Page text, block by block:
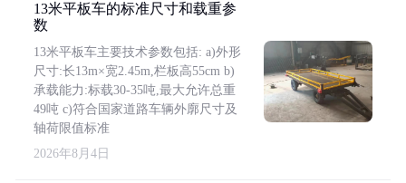
13米平板车的标准尺寸和载重参
数
13米平板车主要技术参数包括: a)外形
尺寸:长13m×宽2.45m,栏板高55cm b)
承载能力:标载30-35吨,最大允许总重
49吨 c)符合国家道路车辆外廓尺寸及
轴荷限值标准
2026年8月4日